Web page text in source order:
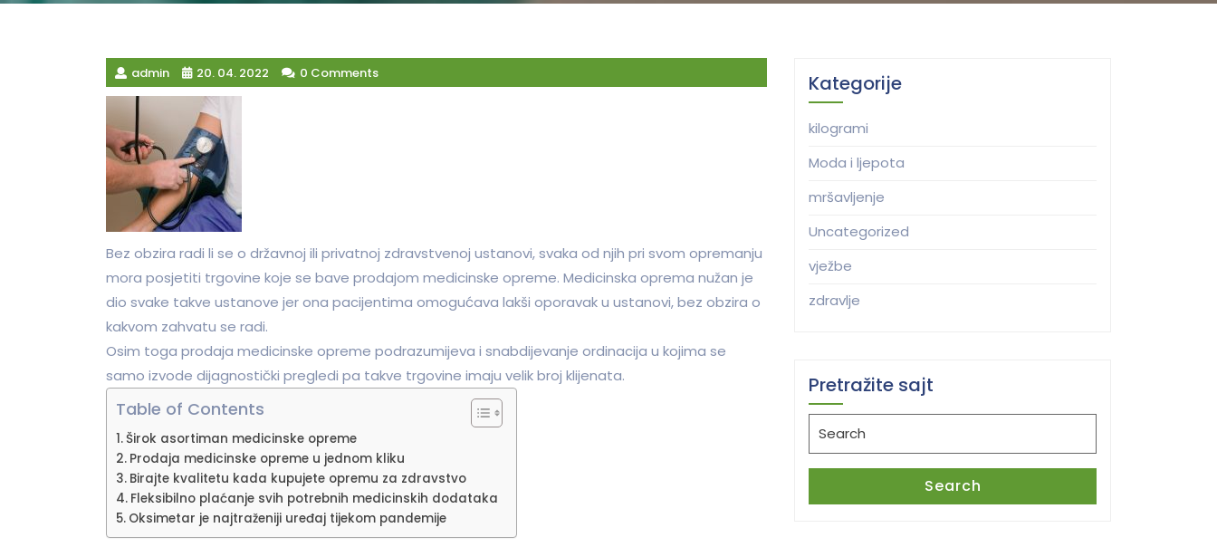
admin 20. 04. 2022 0 Comments
Bez obzira radi li se o državnoj ili privatnoj zdravstvenoj ustanovi, svaka od njih pri svom opremanju
mora posjetiti trgovine koje se bave prodajom medicinske opreme. Medicinska oprema nužan je
dio svake takve ustanove jer ona pacijentima omogućava lakši oporavak u ustanovi, bez obzira o
kakvom zahvatu se radi.
Osim toga prodaja medicinske opreme podrazumijeva i snabdijevanje ordinacija u kojima se
samo izvode dijagnostički pregledi pa takve trgovine imaju velik broj klijenata.
Table of Contents
Širok asortiman medicinske opreme
Prodaja medicinske opreme u jednom kliku
Birajte kvalitetu kada kupujete opremu za zdravstvo
Fleksibilno plaćanje svih potrebnih medicinskih dodataka
Oksimetar je najtraženiji uređaj tijekom pandemije
Kategorije
kilogrami
Moda i ljepota
mršavljenje
Uncategorized
vježbe
zdravlje
Pretražite sajt
for:
Search